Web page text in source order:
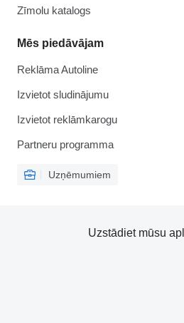
Zīmolu katalogs
Mēs piedāvājam
Reklāma Autoline
Izvietot sludinājumu
Izvietot reklāmkarogu
Partneru programma
Uzņēmumiem
Uzstādiet mūsu